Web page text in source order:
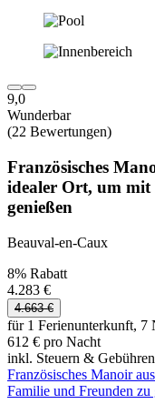
9,0
Wunderbar
(22 Bewertungen)
Französisches
idealer Ort, um mit
genießen
Beauval-en-Caux
8% Rabatt
4.283 €
4.663 €
für 1 Ferienunterkunft, 7
612 € pro Nacht
inkl. Steuern & Gebühren
Französisches Manoir
Familie und Freunden zu